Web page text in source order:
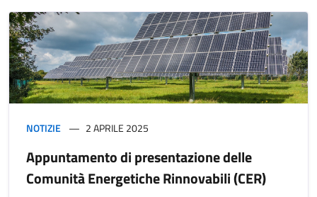
NOTIZIE 2 APRILE 2025
Appuntamento di presentazione delle
Comunità Energetiche Rinnovabili (CER)